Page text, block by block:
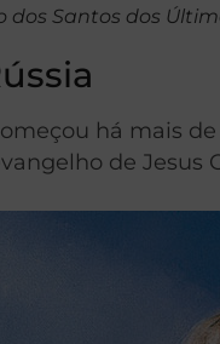
Santos dos
há mais
de Jesus